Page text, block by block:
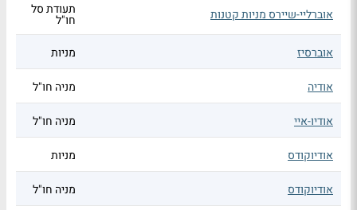
אוברליי-שיירס מניות קטנות תעודת סל
חו"ל
אוברסיז
מניות
אודיה מניה חו"ל
אודיו-איי מניה חו"ל
אודיוקודס מניות
אודיוקודס מניה חו"ל